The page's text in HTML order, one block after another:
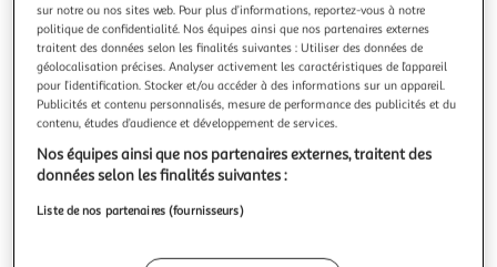
Meuble tv mural design switch iii 330cm naturel
Informations Techniques : Dimensions : Banc TV : L. 180 x l.
40 x H. 30 cm Bloc mural vertical : L. 30 x l. 30 x H. 120 cm
Bloc mural carré : L. 60 x l. 30 x H. 60 cm Dimension totale
: L. 330 x l. 40 x H. 160 cm Matières : Structure : Panneaux
de particules stratifiés Façades : Panneaux de fibres à
En savoir +
Vendu par Paris Prix
Livraison dès 1/2 semaines
59,99€
sur notre ou nos sites web. Pour plus d’informations, reportez-vous à notre
politique de confidentialité. Nos équipes ainsi que nos partenaires externes
traitent des données selon les finalités suivantes : Utiliser des données de
géolocalisation précises. Analyser activement les caractéristiques de l’appareil
pour l’identification. Stocker et/ou accéder à des informations sur un appareil.
Publicités et contenu personnalisés, mesure de performance des publicités et du
contenu, études d’audience et développement de services.
Nos équipes ainsi que nos partenaires externes, traitent des
données selon les finalités suivantes :
Liste de nos partenaires (fournisseurs)